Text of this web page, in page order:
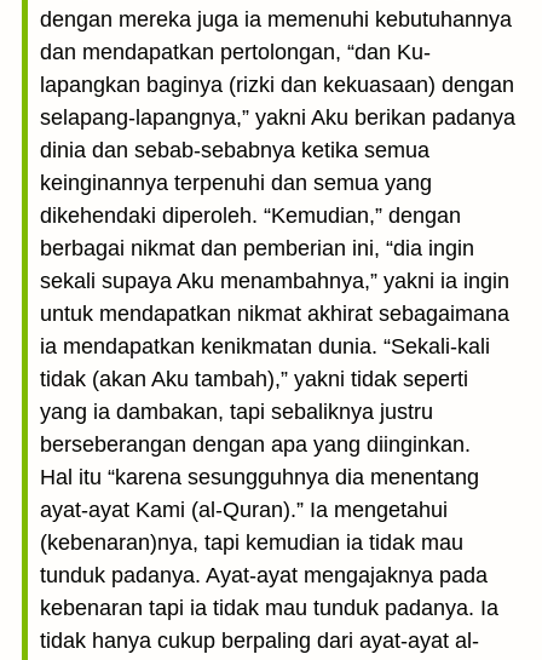
dengan mereka juga ia memenuhi kebutuhannya
dan mendapatkan pertolongan, “dan Ku-
lapangkan baginya (rizki dan kekuasaan) dengan
selapang-lapangnya,” yakni Aku berikan padanya
dinia dan sebab-sebabnya ketika semua
keinginannya terpenuhi dan semua yang
dikehendaki diperoleh. “Kemudian,” dengan
berbagai nikmat dan pemberian ini, “dia ingin
sekali supaya Aku menambahnya,” yakni ia ingin
untuk mendapatkan nikmat akhirat sebagaimana
ia mendapatkan kenikmatan dunia. “Sekali-kali
tidak (akan Aku tambah),” yakni tidak seperti
yang ia dambakan, tapi sebaliknya justru
berseberangan dengan apa yang diinginkan.
Hal itu “karena sesungguhnya dia menentang
ayat-ayat Kami (al-Quran).” Ia mengetahui
(kebenaran)nya, tapi kemudian ia tidak mau
tunduk padanya. Ayat-ayat mengajaknya pada
kebenaran tapi ia tidak mau tunduk padanya. Ia
tidak hanya cukup berpaling dari ayat-ayat al-